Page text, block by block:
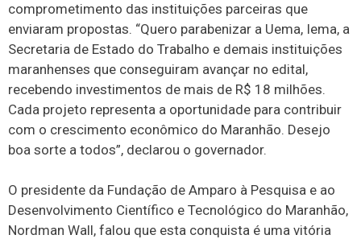
comprometimento das instituições parceiras que
enviaram propostas. “Quero parabenizar a Uema, Iema, a
Secretaria de Estado do Trabalho e demais instituições
maranhenses que conseguiram avançar no edital,
recebendo investimentos de mais de R$ 18 milhões.
Cada projeto representa a oportunidade para contribuir
com o crescimento econômico do Maranhão. Desejo
boa sorte a todos”, declarou o governador.
O presidente da Fundação de Amparo à Pesquisa e ao
Desenvolvimento Científico e Tecnológico do Maranhão,
Nordman Wall, falou que esta conquista é uma vitória